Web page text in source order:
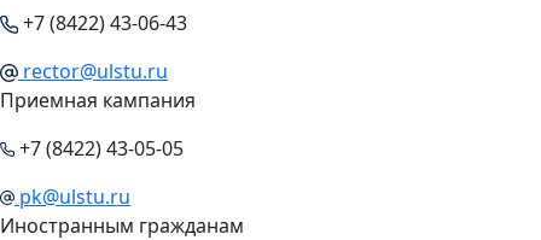
+7 (8422) 43-06-43
rector@ulstu.ru
Приемная кампания
+7 (8422) 43-05-05
pk@ulstu.ru
Иностранным гражданам